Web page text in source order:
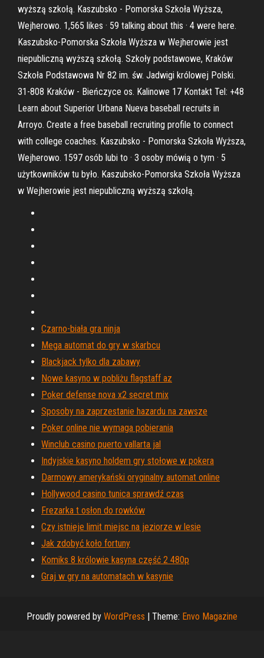
wyższą szkołą. Kaszubsko - Pomorska Szkoła Wyższa,
Wejherowo. 1,565 likes · 59 talking about this · 4 were here.
Kaszubsko-Pomorska Szkoła Wyższa w Wejherowie jest
niepubliczną wyższą szkołą. Szkoły podstawowe, Kraków
Szkoła Podstawowa Nr 82 im. św. Jadwigi królowej Polski.
31-808 Kraków - Bieńczyce os. Kalinowe 17 Kontakt Tel: +48
Learn about Superior Urbana Nueva baseball recruits in
Arroyo. Create a free baseball recruiting profile to connect
with college coaches. Kaszubsko - Pomorska Szkoła Wyższa,
Wejherowo. 1597 osób lubi to · 3 osoby mówią o tym · 5
użytkowników tu było. Kaszubsko-Pomorska Szkoła Wyższa
w Wejherowie jest niepubliczną wyższą szkołą.
Czarno-biała gra ninja
Mega automat do gry w skarbcu
Blackjack tylko dla zabawy
Nowe kasyno w pobliżu flagstaff az
Poker defense nova x2 secret mix
Sposoby na zaprzestanie hazardu na zawsze
Poker online nie wymaga pobierania
Winclub casino puerto vallarta jal
Indyjskie kasyno holdem gry stołowe w pokera
Darmowy amerykański oryginalny automat online
Hollywood casino tunica sprawdź czas
Frezarka t osłon do rowków
Czy istnieje limit miejsc na jeziorze w lesie
Jak zdobyć koło fortuny
Komiks 8 królowie kasyna część 2 480p
Graj w gry na automatach w kasynie
Proudly powered by WordPress | Theme: Envo Magazine